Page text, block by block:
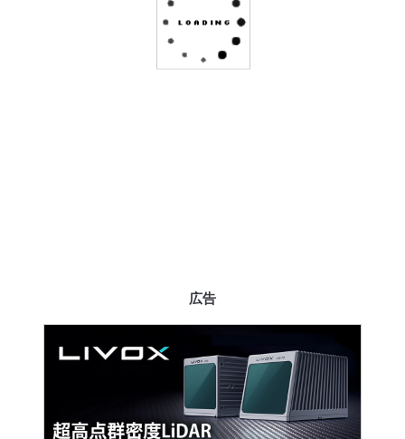
広告